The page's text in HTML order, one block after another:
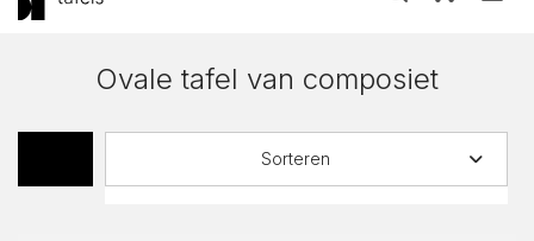
Ovale tafel van composiet
Sorteren